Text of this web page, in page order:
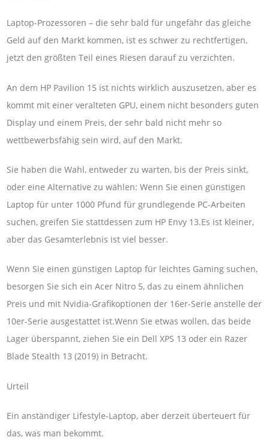
Laptop-Prozessoren – die sehr bald für ungefähr das gleiche
Geld auf den Markt kommen, ist es schwer zu rechtfertigen,
jetzt den größten Teil eines Riesen darauf zu verzichten.
An dem HP Pavilion 15 ist nichts wirklich auszusetzen, aber es
kommt mit einer veralteten GPU, einem nicht besonders guten
Display und einem Preis, der sehr bald nicht mehr so ​​​​
wettbewerbsfähig sein wird, auf den Markt.
Sie haben die Wahl, entweder zu warten, bis der Preis sinkt,
oder eine Alternative zu wählen: Wenn Sie einen günstigen
Laptop für unter 1000 Pfund für grundlegende PC-Arbeiten
suchen, greifen Sie stattdessen zum HP Envy 13.Es ist kleiner,
aber das Gesamterlebnis ist viel besser.
Wenn Sie einen günstigen Laptop für leichtes Gaming suchen,
besorgen Sie sich ein Acer Nitro 5, das zu einem ähnlichen
Preis und mit Nvidia-Grafikoptionen der 16er-Serie anstelle der
10er-Serie ausgestattet ist.Wenn Sie etwas wollen, das beide
Lager überspannt, ziehen Sie ein Dell XPS 13 oder ein Razer
Blade Stealth 13 (2019) in Betracht.
Urteil
Ein anständiger Lifestyle-Laptop, aber derzeit überteuert für
das, was man bekommt.